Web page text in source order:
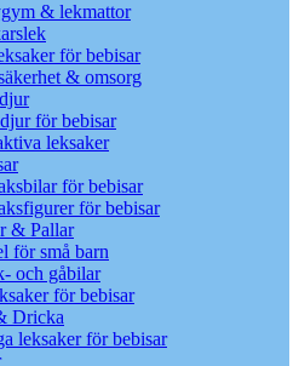
& lekmattor
för bebisar
& omsorg
för bebisar
leksaker
för bebisar
för bebisar
& Pallar
för små barn
och gåbilar
för bebisar
Dricka
leksaker för bebisar